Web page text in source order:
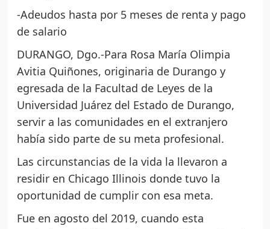
-Adeudos hasta por 5 meses de renta y pago
de salario
DURANGO, Dgo.-Para Rosa María Olimpia
Avitia Quiñones, originaria de Durango y
egresada de la Facultad de Leyes de la
Universidad Juárez del Estado de Durango,
servir a las comunidades en el extranjero
había sido parte de su meta profesional.
Las circunstancias de la vida la llevaron a
residir en Chicago Illinois donde tuvo la
oportunidad de cumplir con esa meta.
Fue en agosto del 2019, cuando esta